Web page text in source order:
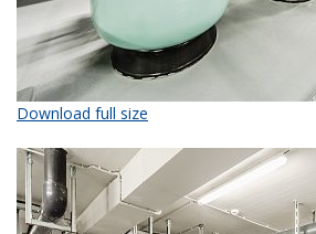
Download full size